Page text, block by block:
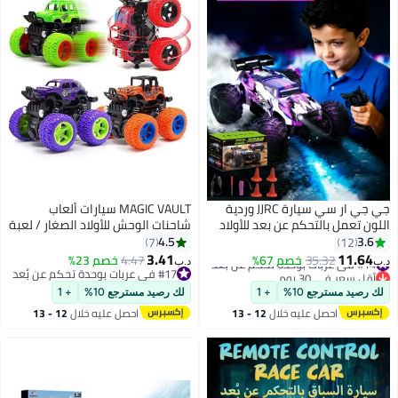
جي جي ار سي سيارة JJRC وردية
اللون تعمل بالتحكم عن بعد للأولاد
والبنات، سيارات سريعة تعمل
مع شاحنة تعمل بالتحكم عن بعد
للطرق الوعرة بسرعة 40 كم/ساعة
أو أكثر
3.6
12
د.ب‏11.64
35.32خصم 67% #14 في عربات بوحدة تحكم عن بُعد
أقل سعر في 30 يوم
#14 في عربات بوحدة تحكم عن بُعد
لك رصيد مسترجع 10% + 1
احصل عليه خلال 12 - 13
MAGIC VAULT سيارات ألعاب
شاحنات الوحش للأولاد الصغار / لعبة
شاحنة للأولاد / ألعاب سيارات دفع
وسحب هدايا للأولاد / ألعاب سيارات
دوران 360 درجة للأولاد - 4 قطع
4.5
7
د.ب‏3.41
4.47خصم 23%
#17 في عربات بوحدة تحكم عن بُعد
#17 في عربات بوحدة تحكم عن بُعد
لك رصيد مسترجع 10% + 1
احصل عليه خلال 12 - 13